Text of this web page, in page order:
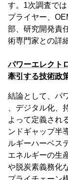
す。1次調査で
プライヤー、
部、研究開発責
術専門家との詳
パワーエレクト
牽引する技術政
結論として、パ
、デジタル化、
よって定義され
ンドギャップ半
ルギーハーベス
エネルギーの生
や脱炭素義務化